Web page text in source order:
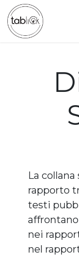
Passa al
La
rapporto
testi
nei
nel